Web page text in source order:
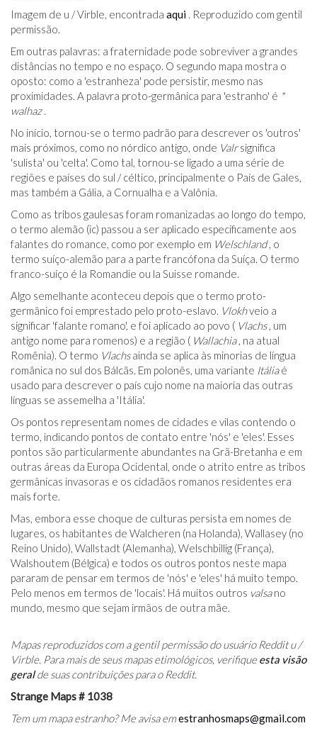
Imagem de u / Virble, encontrada aqui . Reproduzido com gentil
permissão.
Em outras palavras: a fraternidade pode sobreviver a grandes
distâncias no tempo e no espaço. O segundo mapa mostra o
oposto: como a 'estranheza' pode persistir, mesmo nas
proximidades. A palavra proto-germânica para 'estranho' é *
walhaz.
No início, tornou-se o termo padrão para descrever os 'outros'
mais próximos, como no nórdico antigo, onde Valrsignifica
'sulista' ou 'celta'. Como tal, tornou-se ligado a uma série de
regiões e países do sul / céltico, principalmente o País de Gales,
mas também a Gália, a Cornualha e a Valônia.
Como as tribos gaulesas foram romanizadas ao longo do tempo,
o termo alemão (ic) passou a ser aplicado especificamente aos
falantes do romance, como por exemplo em Welschland, o
termo suíço-alemão para a parte francófona da Suíça. O termo
franco-suíço é la Romandie ou la Suisse romande.
Algo semelhante aconteceu depois que o termo proto-
germânico foi emprestado pelo proto-eslavo. Vlokhveio a
significar 'falante romano', e foi aplicado ao povo ( Vlachs, um
antigo nome para romenos) e a região ( Wallachia, na atual
Romênia). O termo Vlachsainda se aplica às minorias de língua
românica no sul dos Bálcãs. Em polonês, uma variante Itáliaé
usado para descrever o país cujo nome na maioria das outras
línguas se assemelha a 'Itália'.
Os pontos representam nomes de cidades e vilas contendo o
termo, indicando pontos de contato entre 'nós' e 'eles'. Esses
pontos são particularmente abundantes na Grã-Bretanha e em
outras áreas da Europa Ocidental, onde o atrito entre as tribos
germânicas invasoras e os cidadãos romanos residentes era
mais forte.
Mas, embora esse choque de culturas persista em nomes de
lugares, os habitantes de Walcheren (na Holanda), Wallasey (no
Reino Unido), Wallstadt (Alemanha), Welschbillig (França),
Walshoutem (Bélgica) e todos os outros pontos neste mapa
pararam de pensar em termos de 'nós' e 'eles' há muito tempo.
Pelo menos em termos de 'locais'. Há muitos outros valsano
mundo, mesmo que sejam irmãos de outra mãe.
Mapas reproduzidos com a gentil permissão do usuário Reddit u /
Virble. Para mais de seus mapas etimológicos, verifiqueesta visão
geral de suas contribuições para o Reddit.
Strange Maps # 1038
Tem um mapa estranho? Me avisa emestranhosmaps@gmail.com